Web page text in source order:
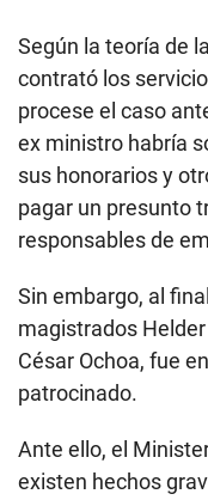
Según la teoría de
contrató los
procese el caso
ex ministro habría
sus honorarios y
pagar un presunto
responsables de
Sin embargo, al
magistrados
César Ochoa, fue
patrocinado.
Ante ello, el
existen hechos